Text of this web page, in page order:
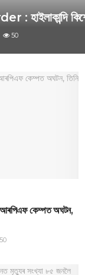
50
কেম্পত অঘটন,
50